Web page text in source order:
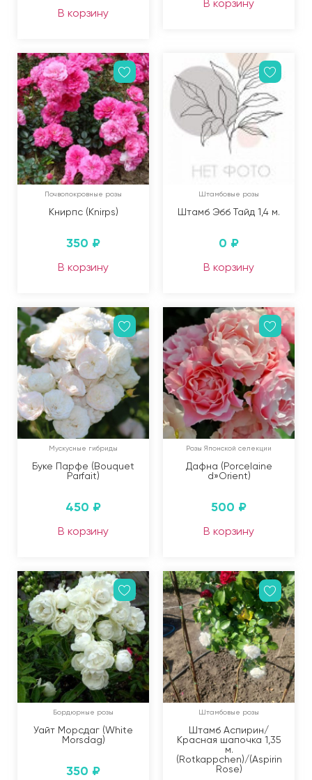
В корзину
В корзину
Почвопокровные розы
Книрпс (Knirps)
350 ₽
В корзину
Штамбовые розы
Штамб Эбб Тайд 1,4 м.
0 ₽
В корзину
Мускусные гибриды
Буке Парфе (Bouquet
Parfait)
450 ₽
В корзину
Розы Японской селекции
Дафна (Porcelaine
d»Orient)
500 ₽
В корзину
Бордюрные розы
Уайт Морсдаг (White
Morsdag)
350 ₽
Штамбовые розы
Штамб Аспирин/
Красная шапочка 1,35
м.
(Rotkappchen)/(Aspirin
Rose)